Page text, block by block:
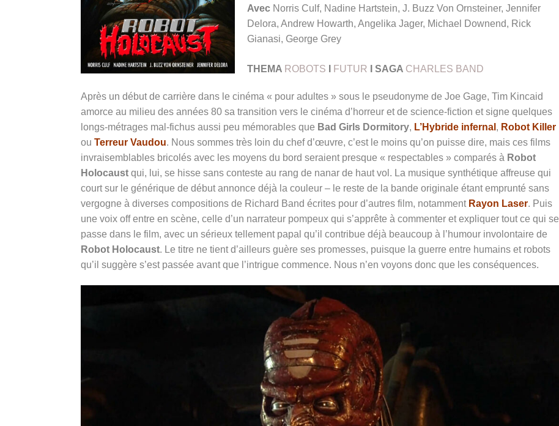
Avec Norris Culf, Nadine Hartstein, J. Buzz Von Ornsteiner, Jennifer
Delora, Andrew Howarth, Angelika Jager, Michael Downend, Rick
Gianasi, George Grey
THEMA ROBOTS FUTUR I SAGA CHARLES BAND
Après un début de carrière dans le cinéma « pour adultes » sous le pseudonyme de Joe Gage, Tim Kincaid
amorce au milieu des années 80 sa transition vers le cinéma d’horreur et de science-fiction et signe quelques
longs-métrages mal-fichus aussi peu mémorables que Bad Girls Dormitory, L’Hybride infernal , Robot Killer
ou Terreur Vaudou. Nous sommes très loin du chef d’œuvre, c’est le moins qu’on puisse dire, mais ces films
invraisemblables bricolés avec les moyens du bord seraient presque « respectables » comparés à Robot
Holocaust qui, lui, se hisse sans conteste au rang de nanar de haut vol. La musique synthétique affreuse qui
court sur le générique de début annonce déjà la couleur – le reste de la bande originale étant emprunté sans
vergogne à diverses compositions de Richard Band écrites pour d’autres film, notamment Rayon Laser. Puis
une voix off entre en scène, celle d’un narrateur pompeux qui s’apprête à commenter et expliquer tout ce qui se
passe dans le film, avec un sérieux tellement papal qu’il contribue déjà beaucoup à l’humour involontaire de
Robot Holocaust. Le titre ne tient d’ailleurs guère ses promesses, puisque la guerre entre humains et robots
qu’il suggère s’est passée avant que l’intrigue commence. Nous n’en voyons donc que les conséquences.